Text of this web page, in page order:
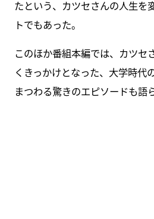
たという、カツセさんの人生を
トでもあった。
このほか番組本編では、カツセ
くきっかけとなった、大学時代
まつわる驚きのエピソードも語